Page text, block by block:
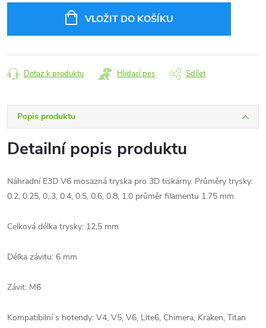
VLOŽIT DO KOŠÍKU
Dotaz k produktu Hlídací pes Sdílet
Popis produktu
Detailní popis produktu
Náhradní E3D V6 mosazná tryska pro 3D tiskárny. Průměry trysky:
0.2, 0.25, 0,.3, 0.4, 0.5, 0.6, 0.8, 1.0 průměr filamentu 1.75 mm.
Celková délka trysky: 12,5 mm
Délka závitu: 6 mm
Závit: M6
Kompatibilní s hotendy: V4, V5, V6, Lite6, Chimera, Kraken, Titan